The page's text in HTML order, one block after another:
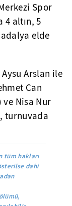
Spor
4 altın, 5
elde
Arslan ile
Can
Nisa Nur
turnuvada
tüm hakları
dahi